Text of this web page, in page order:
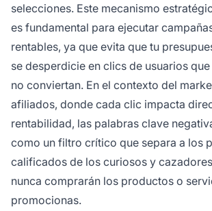
selecciones. Este mecanismo
es fundamental para ejecutar
rentables, ya que evita que tu
se desperdicie en clics de usuarios
no conviertan. En el contexto del
afiliados, donde cada clic impacta
rentabilidad, las palabras clave
como un filtro crítico que separa a los
calificados de los curiosos y
nunca comprarán los productos o
promocionas.